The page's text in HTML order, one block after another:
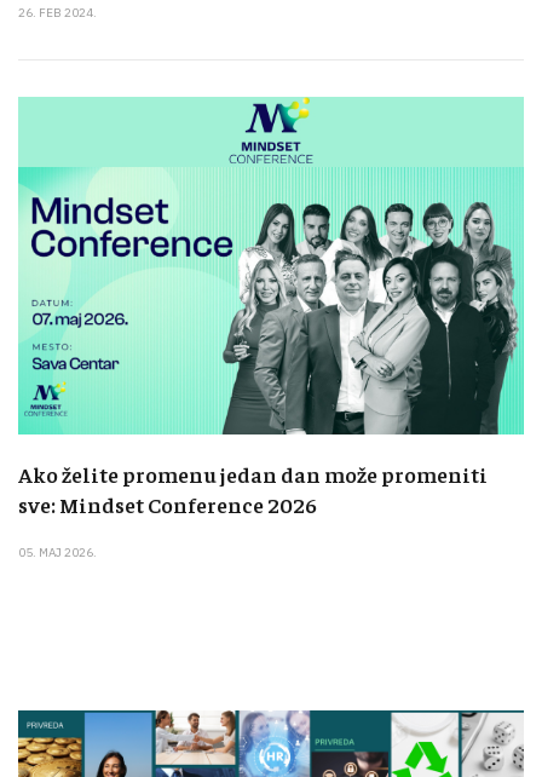
26. FEB 2024.
Ako želite promenu jedan dan može promeniti
sve: Mindset Conference 2026
05. MAJ 2026.